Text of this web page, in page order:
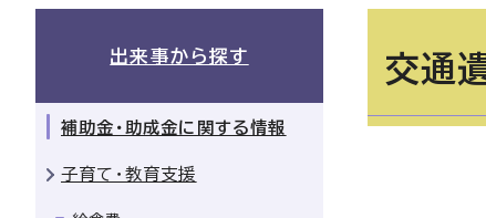
交通
出来事から探す
補助金・助成金に関する情報
子育て・教育支援